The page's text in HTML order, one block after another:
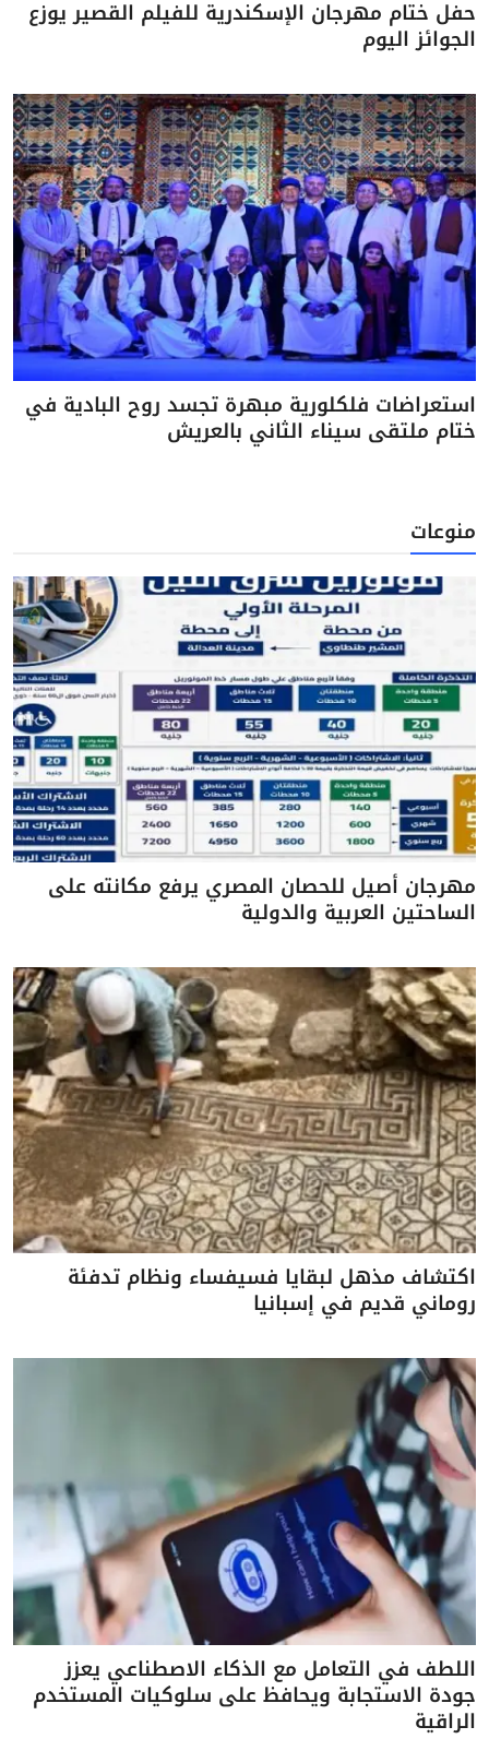
حفل ختام مهرجان الإسكندرية للفيلم القصير يوزع
الجوائز اليوم
استعراضات فلكلورية مبهرة تجسد روح البادية في
ختام ملتقى سيناء الثاني بالعريش
منوعات
مهرجان أصيل للحصان المصري يرفع مكانته على
الساحتين العربية والدولية
اكتشاف مذهل لبقايا فسيفساء ونظام تدفئة
روماني قديم في إسبانيا
اللطف في التعامل مع الذكاء الاصطناعي يعزز
جودة الاستجابة ويحافظ على سلوكيات المستخدم
الراقية